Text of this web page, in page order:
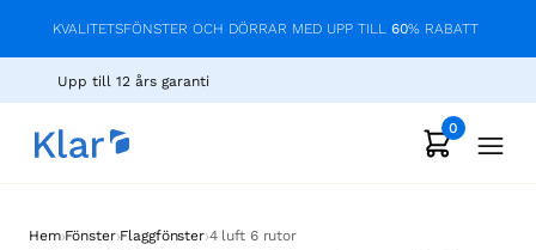
KVALITETSFÖNSTER OCH DÖRRAR MED UPP TILL 60% RABATT
Upp till 12 års garanti
0
Hem›Fönster›Flaggfönster›4 luft 6 rutor